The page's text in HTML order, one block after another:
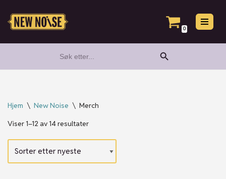
Hopp
0
for:
Search Button
Hjem \ New Noise \ Merch
Viser 1–12 av 14 resultater